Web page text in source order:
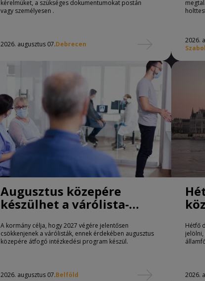
kérelmüket, a szükséges dokumentumokat postán
vagy személyesen .
2026. augusztus 07.Debrecen
2026.
Augusztus közepére
készülhet a várólista-
A kormány célja, hogy 2027 végére jelentősen
csökkenjenek a várólisták, ennek érdekében augusztus
közepére átfogó intézkedési program készül.
2026. augusztus 07.Belföld
Hétfő
2026.